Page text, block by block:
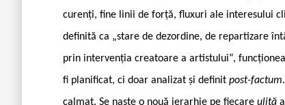
curenți, fine linii de forță, fluxuri ale interesului
definită ca „stare de dezordine, de repartizare
prin intervenția creatoare a artistului“,
fi planificat, ci doar analizat și definit post-factum
calmat. Se naște o nouă ierarhie pe fiecare uliță